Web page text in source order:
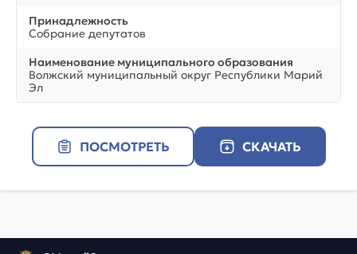
Принадлежность
Собрание депутатов
Наименование муниципального образования
Волжский муниципальный округ Республики Марий
Эл
ПОСМОТРЕТЬ СКАЧАТЬ